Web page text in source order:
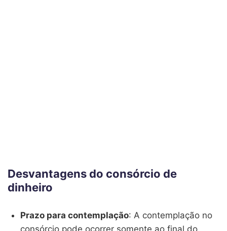
Desvantagens do consórcio de
dinheiro
Prazo para contemplação: A contemplação no
consórcio pode ocorrer somente ao final do